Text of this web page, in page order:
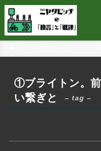
①ブライトン。
い繋ぎと
– tag –